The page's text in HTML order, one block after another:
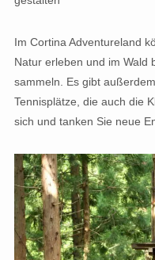
Im Cortina Adventureland
Natur erleben und im Wald
sammeln. Es gibt
Tennisplätze, die auch die
sich und tanken Sie neue